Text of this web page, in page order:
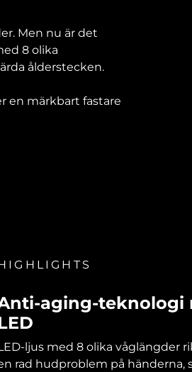
Men nu är det
8 olika
ålderstecken.
en märkbart fastare
aging-teknologi
ljus med 8 olika våglängder
rad hudproblem på händerna,